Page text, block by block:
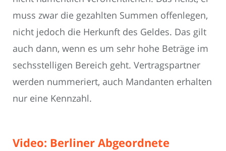
muss zwar die gezahlten Summen offenlegen,
nicht jedoch die Herkunft des Geldes. Das gilt
auch dann, wenn es um sehr hohe Beträge im
sechsstelligen Bereich geht. Vertragspartner
werden nummeriert, auch Mandanten erhalten
nur eine Kennzahl.
Video: Berliner Abgeordnete